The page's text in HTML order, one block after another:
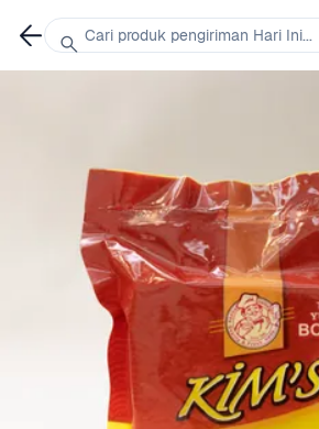
Cari produk pengiriman Hari Ini...